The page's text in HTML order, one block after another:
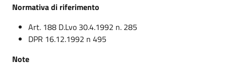
Normativa di riferimento
Art. 188 D.Lvo 30.4.1992 n. 285
DPR 16.12.1992 n 495
Note